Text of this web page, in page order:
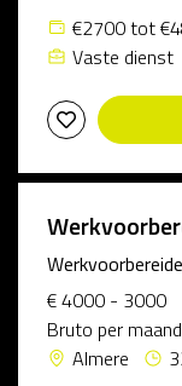
€2700 tot
Vaste dienst
€ 4000 - 3000
Bruto per maand
Almere